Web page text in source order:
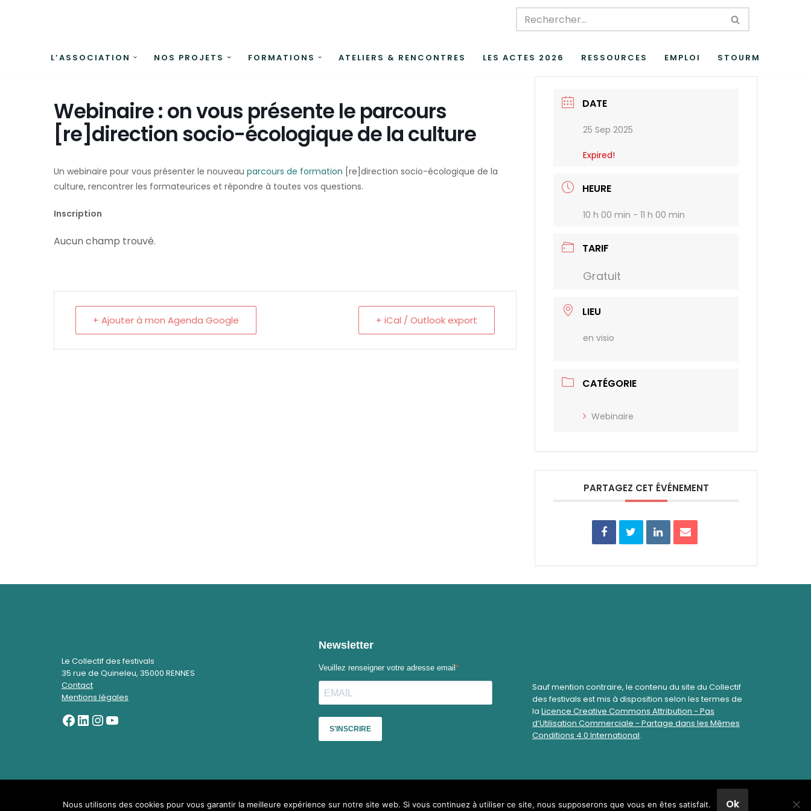
L’ASSOCIATION NOS PROJETS FORMATIONS ATELIERS & RENCONTRES LES ACTES 2026 RESSOURCES EMPLOI STOURM
Webinaire : on vous présente le parcours
[re]direction socio-écologique de la culture
Un webinaire pour vous présenter le nouveau parcours de formation [re]direction socio-écologique de la
culture, rencontrer les formateurices et répondre à toutes vos questions.
Inscription
Aucun champ trouvé.
+ Ajouter à mon Agenda Google + iCal / Outlook export
DATE
25 Sep 2025
Expired!
HEURE
10 h 00 min - 11 h 00 min
TARIF
Gratuit
LIEU
en visio
CATÉGORIE
Webinaire
PARTAGEZ CET ÉVÉNEMENT
Le Collectif des festivals
35 rue de Quineleu, 35000 RENNES
Contact
Mentions légales
Sauf mention contraire, le contenu du site du Collectif
des festivals est mis à disposition selon les termes de
la Licence Creative Commons Attribution - Pas
d’Utilisation Commerciale - Partage dans les Mêmes
Conditions 4.0 International.
Nous utilisons des cookies pour vous garantir la meilleure expérience sur notre site web. Si vous continuez à utiliser ce site, nous supposerons que vous en êtes satisfait. Ok